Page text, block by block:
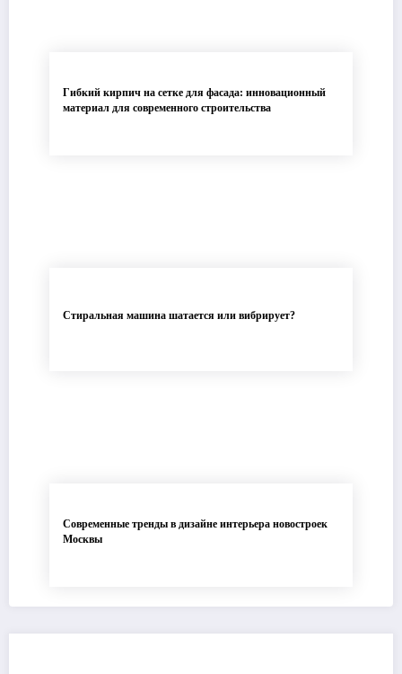
Гибкий кирпич на сетке для фасада: инновационный
материал для современного строительства
Стиральная машина шатается или вибрирует?
Современные тренды в дизайне интерьера новостроек
Москвы